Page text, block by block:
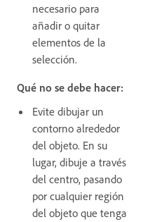
necesario para
añadir o quitar
elementos de la
selección.
Qué no se debe hacer:
Evite dibujar un
contorno alrededor
del objeto. En su
lugar, dibuje a través
del centro, pasando
por cualquier región
del objeto que tenga